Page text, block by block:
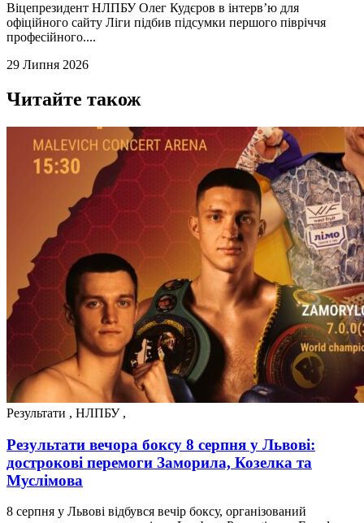
Віцепрезидент НЛПБУ Олег Кудєров в інтерв’ю для
офіційного сайту Ліги підбив підсумки першого півріччя
професійного....
29 Липня 2026
Читайте також
Результати , НЛПБУ ,
Результати вечора боксу 8 серпня у Львові:
дострокові перемоги Заморила, Козелка та
Муслімова
8 серпня у Львові відбувся вечір боксу, організований